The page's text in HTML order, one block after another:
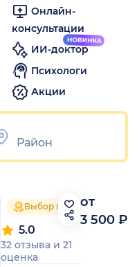
Онлайн-
консультации
ИИ-доктор
Психологи
Акции
Выбор пациентов 2025
5.0
32 отзыва и 21
оценка
от
3 500 ₽